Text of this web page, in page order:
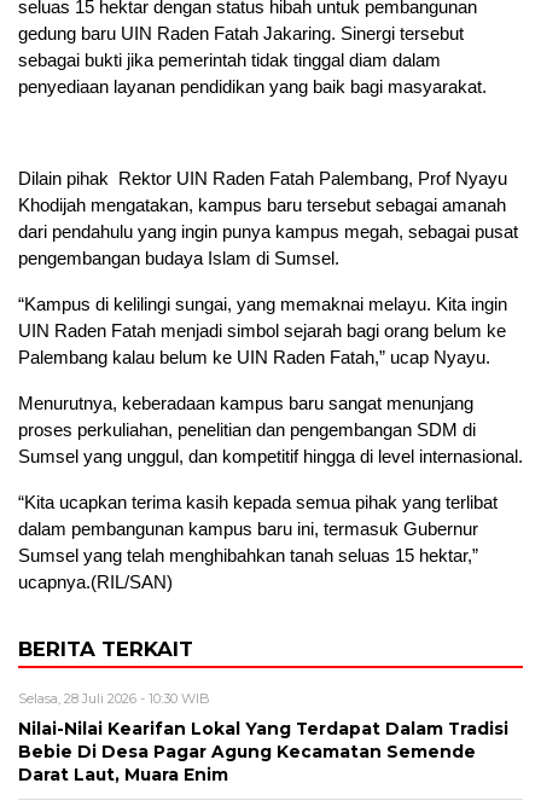
seluas 15 hektar dengan status hibah untuk pembangunan
gedung baru UIN Raden Fatah Jakaring. Sinergi tersebut
sebagai bukti jika pemerintah tidak tinggal diam dalam
penyediaan layanan pendidikan yang baik bagi masyarakat.
Dilain pihak Rektor UIN Raden Fatah Palembang, Prof Nyayu
Khodijah mengatakan, kampus baru tersebut sebagai amanah
dari pendahulu yang ingin punya kampus megah, sebagai pusat
pengembangan budaya Islam di Sumsel.
“Kampus di kelilingi sungai, yang memaknai melayu. Kita ingin
UIN Raden Fatah menjadi simbol sejarah bagi orang belum ke
Palembang kalau belum ke UIN Raden Fatah,” ucap Nyayu.
Menurutnya, keberadaan kampus baru sangat menunjang
proses perkuliahan, penelitian dan pengembangan SDM di
Sumsel yang unggul, dan kompetitif hingga di level internasional.
“Kita ucapkan terima kasih kepada semua pihak yang terlibat
dalam pembangunan kampus baru ini, termasuk Gubernur
Sumsel yang telah menghibahkan tanah seluas 15 hektar,”
ucapnya.(RIL/SAN)
BERITA TERKAIT
Selasa, 28 Juli 2026 - 10:30 WIB
Nilai-Nilai Kearifan Lokal Yang Terdapat Dalam Tradisi
Bebie Di Desa Pagar Agung Kecamatan Semende
Darat Laut, Muara Enim